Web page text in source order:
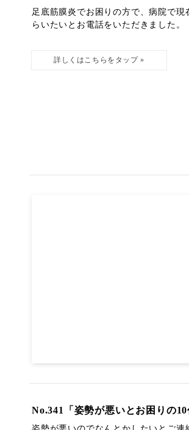
足底筋膜炎でお困りの方で、病院で
らいたいとお電話をいただきました
No.341「姿勢が悪いとお困りの10